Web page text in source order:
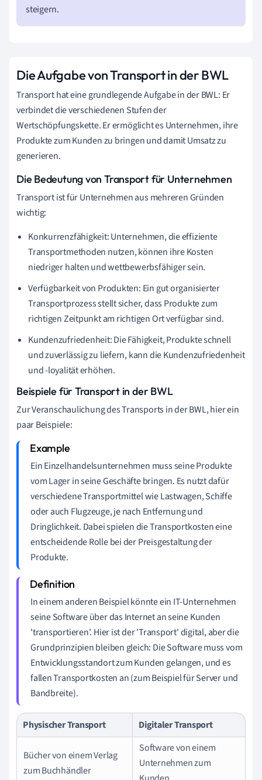
steigern.
Die Aufgabe von Transport in der BWL
Transport hat eine grundlegende Aufgabe in der BWL: Er
verbindet die verschiedenen Stufen der
Wertschöpfungskette. Er ermöglicht es Unternehmen, ihre
Produkte zum Kunden zu bringen und damit Umsatz zu
generieren.
Die Bedeutung von Transport für Unternehmen
Transport ist für Unternehmen aus mehreren Gründen
wichtig:
Konkurrenzfähigkeit: Unternehmen, die effiziente
Transportmethoden nutzen, können ihre Kosten
niedriger halten und wettbewerbsfähiger sein.
Verfügbarkeit von Produkten: Ein gut organisierter
Transportprozess stellt sicher, dass Produkte zum
richtigen Zeitpunkt am richtigen Ort verfügbar sind.
Kundenzufriedenheit: Die Fähigkeit, Produkte schnell
und zuverlässig zu liefern, kann die Kundenzufriedenheit
und -loyalität erhöhen.
Beispiele für Transport in der BWL
Zur Veranschaulichung des Transports in der BWL, hier ein
paar Beispiele:
Ein Einzelhandelsunternehmen muss seine Produkte
vom Lager in seine Geschäfte bringen. Es nutzt dafür
verschiedene Transportmittel wie Lastwagen, Schiffe
oder auch Flugzeuge, je nach Entfernung und
Dringlichkeit. Dabei spielen die Transportkosten eine
entscheidende Rolle bei der Preisgestaltung der
Produkte.
In einem anderen Beispiel könnte ein IT-Unternehmen
seine Software über das Internet an seine Kunden
'transportieren'. Hier ist der 'Transport' digital, aber die
Grundprinzipien bleiben gleich: Die Software muss vom
Entwicklungsstandort zum Kunden gelangen, und es
fallen Transportkosten an (zum Beispiel für Server und
Bandbreite).
Physischer Transport Digitaler Transport
Bücher von einem Verlag
zum Buchhändler
Software von einem
Unternehmen zum